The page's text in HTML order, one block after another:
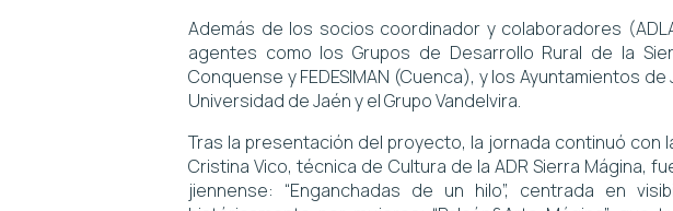
Además de los socios coordinador y colaboradores
agentes como los Grupos de Desarrollo Rural de la
Conquense y FEDESIMAN (Cuenca), y los Ayuntamientos
Universidad de Jaén y el Grupo Vandelvira.
Tras la presentación del proyecto, la jornada continuó con
Cristina Vico, técnica de Cultura de la ADR Sierra
jiennense: “Enganchadas de un hilo”, centrada en